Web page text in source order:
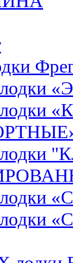
лодки
лодки
лодки